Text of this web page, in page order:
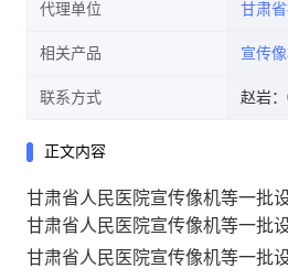
代理单位 甘肃
相关产品 宣传
联系方式 赵岩：
正文内容
甘肃省人民医院宣传像机等一批
甘肃省人民医院宣传像机等一批
甘肃省人民医院宣传像机等一批